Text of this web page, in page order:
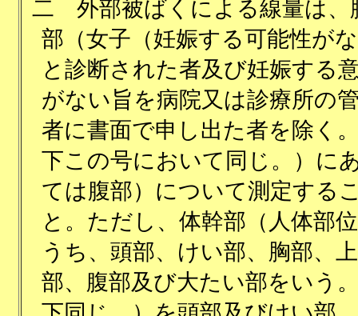
二
外部被ばくによる線量は、
部（女子（妊娠する可能性が
と診断された者及び妊娠する
がない旨を病院又は診療所の
者に書面で申し出た者を除く
下この号において同じ。）に
ては腹部）について測定する
と。ただし、体幹部（人体部
うち、頭部、けい部、胸部、
部、腹部及び大たい部をいう